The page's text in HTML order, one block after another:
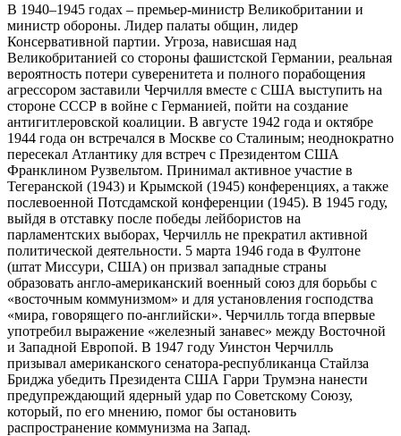
В 1940–1945 годах – премьер-министр Великобритании и
министр обороны. Лидер палаты общин, лидер
Консервативной партии. Угроза, нависшая над
Великобританией со стороны фашистской Германии, реальная
вероятность потери суверенитета и полного порабощения
агрессором заставили Черчилля вместе с США выступить на
стороне СССР в войне с Германией, пойти на создание
антигитлеровской коалиции. В августе 1942 года и октябре
1944 года он встречался в Москве со Сталиным; неоднократно
пересекал Атлантику для встреч с Президентом США
Франклином Рузвельтом. Принимал активное участие в
Тегеранской (1943) и Крымской (1945) конференциях, а также
послевоенной Потсдамской конференции (1945). В 1945 году,
выйдя в отставку после победы лейбористов на
парламентских выборах, Черчилль не прекратил активной
политической деятельности. 5 марта 1946 года в Фултоне
(штат Миссури, США) он призвал западные страны
образовать англо-американский военный союз для борьбы с
«восточным коммунизмом» и для установления господства
«мира, говорящего по-английски». Черчилль тогда впервые
употребил выражение «железный занавес» между Восточной
и Западной Европой. В 1947 году Уинстон Черчилль
призывал американского сенатора-республиканца Стайлза
Бриджа убедить Президента США Гарри Трумэна нанести
предупреждающий ядерный удар по Советскому Союзу,
который, по его мнению, помог бы остановить
распространение коммунизма на Запад.